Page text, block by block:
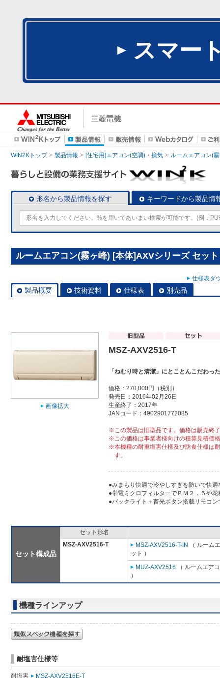
スマー
WIN2Kトップ 製品情報 [住宅用]エアコン(空調)・換気 ルームエアコン(
形名から製品情報を探す キーワードから製品情
ルームエアコン(霧ヶ峰) [本体]AXVシリーズ セッ
仕様表ダ
製品概要 技術資料 仕様表 別売品
画像拡大
MSZ-AXV2516-T
「ねむり時と清潔」にとことんこだわっ
価格：270,000円（税別）
発売日：2016年02月26日
生産終了：2017年
JANコード：4902901772085
※この製品は旧型品です。価格は販売終
※この価格は事業者様向けの積算見積価
※本機種の耐重塩害仕様及び防食仕様は
す。
●みまもり快適で冷やしすぎを防いで快適
●帯電ミクロフィルターでＰＭ２．５や花
●バックライト＋畜光ボタン搭載リモコン
セット構成品
セット形名
MSZ-AXV2516-T
MSZ-AXV2516-T-IN
（ ルーム
ット ）
MUZ-AXV2516 （ ルームエア
）
機種ラインアップ
耐塩害仕様等
耐塩害 MSZ-AXV2516E-T